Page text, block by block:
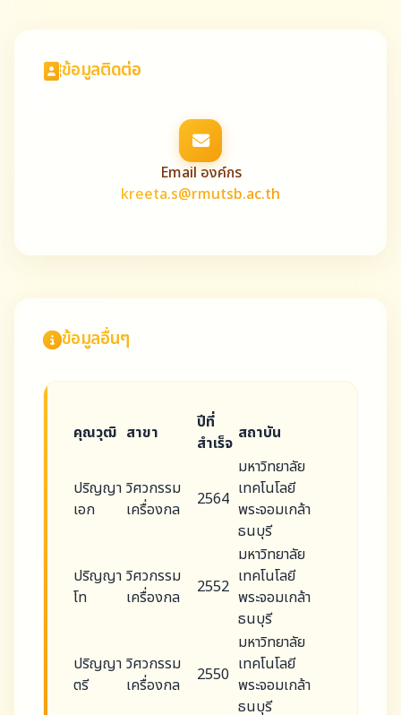
ข้อมูลติดต่อ
Email องค์กร
kreeta.s@rmutsb.ac.th
ข้อมูลอื่นๆ
คุณวุฒิ สาขา
ปีที่
สำเร็จ สถาบัน
ปริญญา
เอก
วิศวกรรม
เครื่องกล
2564
มหาวิทยาลัย
เทคโนโลยี
พระจอมเกล้า
ธนบุรี
ปริญญา
โท
วิศวกรรม
เครื่องกล
2552
มหาวิทยาลัย
เทคโนโลยี
พระจอมเกล้า
ธนบุรี
ปริญญา
ตรี
วิศวกรรม
เครื่องกล
2550
มหาวิทยาลัย
เทคโนโลยี
พระจอมเกล้า
ธนบุรี